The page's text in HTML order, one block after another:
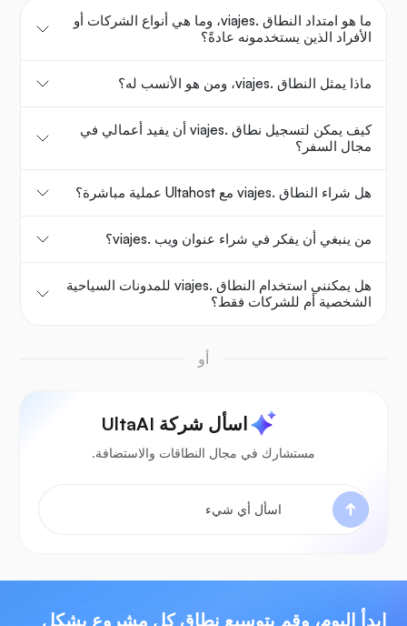
ما هو امتداد النطاق .viajes، وما هي أنواع الشركات أو
الأفراد الذين يستخدمونه عادةً؟
ماذا يمثل النطاق .viajes، ومن هو الأنسب له؟
كيف يمكن لتسجيل نطاق .viajes أن يفيد أعمالي في
مجال السفر؟
هل شراء النطاق .viajes مع Ultahost عملية مباشرة؟
من ينبغي أن يفكر في شراء عنوان ويب .viajes؟
هل يمكنني استخدام النطاق .viajes للمدونات السياحية
الشخصية أم للشركات فقط؟
أو
اسأل شركة UltaAI
مستشارك في مجال النطاقات والاستضافة.
ابدأ اليوم، وقم بتوسيع نطاق كل مشروع بشكل